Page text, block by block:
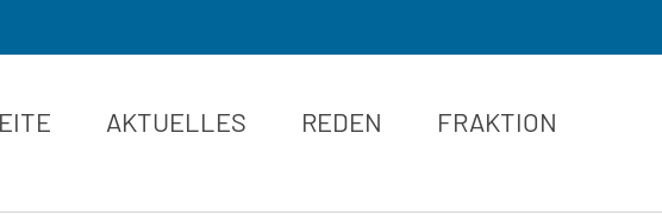
AKTUELLES REDEN FRAKTION